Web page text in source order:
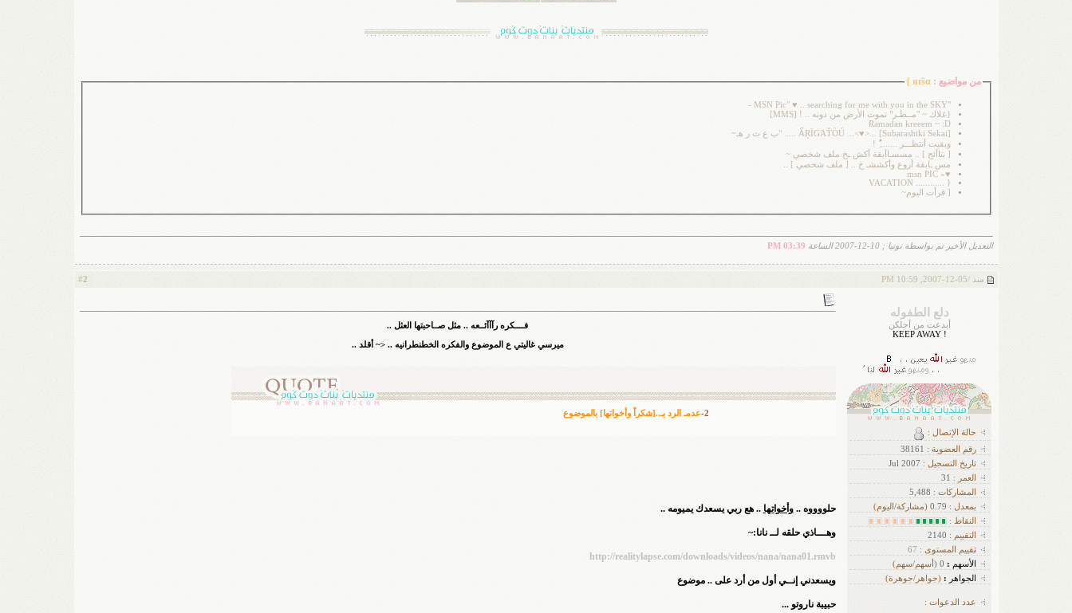
من مواضيع :яιšα }
"MSN Pic" ♥ .. searching for me with you in the SKY -
{غلاك ~ "مــطـر" تموت الأرض من دونه .. ! [MMS]
Ramadan kreeem ~ :D
[ẤŖĪGΆŤÒÚ ...<♥>... [Subarashiki Sekai ..... "ب ع ث ر هـ~
وبقيت أنتظـــر ....... ًَُِ !
[ نتاآئج ] .. مسسـاآبقة أكش ـخ ملف شخصي ~
مس ـابقة أروع وأكششـ خ .. [ ملف شخصي ] ..
♥« msn PIC
{ ............ VACATION
[ قرأت اليوم~
التعديل الأخير تم بواسطة توتيا ; 10-12-2007 الساعة 03:39 PM
منذ /05-12-2007, 10:59 PM
2
دلع الطفوله
أبدعت من أجلكن
! KEEP AWAY
حالة الإتصال :
رقم العضوية : 38161
تاريخ التسجيل : Jul 2007
العمر : 31
المشاركات : 5,488
بمعدل : 0.79 (مشاركة/اليوم)
النقاط :
التقييم : 2140
تقييم المستوى : 67
الأسهم :
0 (أسهم/سهم)
الجواهر :(جواهر/جوهرة)
عدد الدعوات :
فــــكره رآآآئــعه .. مثل صــاحبتها العثل ..
ميرسي غاليتي ع الموضوع والفكره الخطنطرانيه .. <~ أقلد ..
2- عدمـ الرد بـ..[شكراً وأخواتها] بالموضوع
حلووووه ..وأخواتها .. هع ربي يسعدك يميومه ..
وهـــاذي حلقه لــ نانا:~
http://realitylapse.com/downloads/videos/nana/nana01.rmvb
ويسعدني إنــي أول من أرد على .. موضوع
حبيبة ناروتو ...